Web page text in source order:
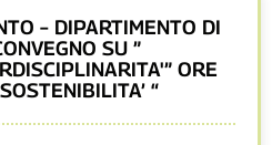
– DIPARTIMENTO DI
SU ”
ORE
“